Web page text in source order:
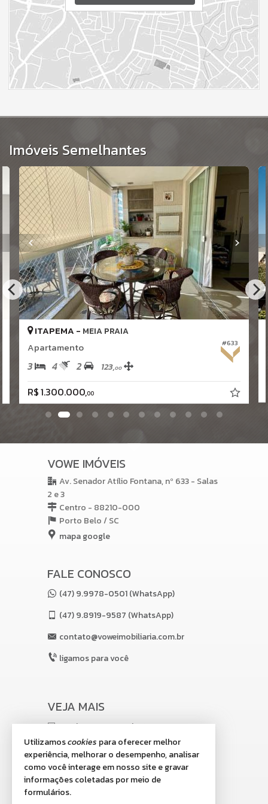
Venda com garantia de escritura no ato da quitação.
Prazo para Pagamento:Imediato na assinatura do
contrato.
Imóveis Semelhantes
#633
ITAPEMA - MEIA PRAIA
Apartamento
3 4 2 123,00
R$ 1.300.000,00
VOWE IMÓVEIS
Av. Senador Atílio Fontana, nº 633 - Salas
2 e 3
Centro - 88210-000
Porto Belo /SC
mapa google
FALE CONOSCO
(47) 9.9978-0501 (WhatsApp)
(47)9.8919-9587 (WhatsApp)
contato@voweimobiliaria.com.br
ligamos para você
VEJA MAIS
receba nosso newsletter
indicadores financeiros
cadastre seu imóvel
imóveis favoritos
Utilizamoscookies para oferecer melhor
experiência, melhorar o desempenho, analisar
como você interage em nosso site e gravar
informações coletadas por meio de
formulários.